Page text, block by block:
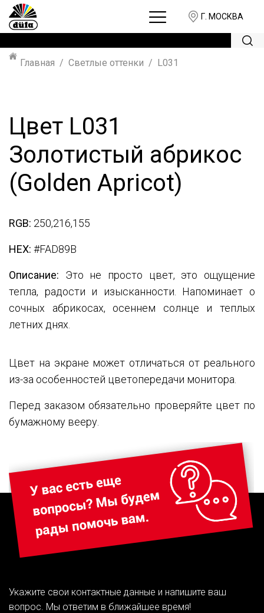
Г. МОСКВА
Главная Светлые оттенки L031
Цвет L031
Золотистый абрикос
(Golden Apricot)
RGB: 250,216,155
HEX: #FAD89B
Описание: Это не просто цвет, это ощущение
тепла, радости и изысканности. Напоминает о
сочных абрикосах, осеннем солнце и теплых
летних днях.
Цвет на экране может отличаться от реального
из-за особенностей цветопередачи монитора.
Перед заказом обязательно проверяйте цвет по
бумажному вееру.
Укажите свои контактные данные и напишите ваш
вопрос. Мы ответим в ближайшее время!